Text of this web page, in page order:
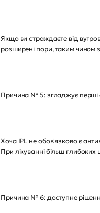
Якщо ви страждаєте від
розширені пори, таким чином
Причина № 5: згладжує перші
Хоча IPL не обов'язково є
При лікуванні більш
Причина № 6: доступне